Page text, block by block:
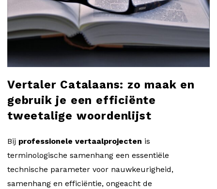
b
l
o
g
Vertaler Catalaans: zo maak en
gebruik je een efficiënte
tweetalige woordenlijst
Bij professionele vertaalprojecten is
terminologische samenhang een essentiële
technische parameter voor nauwkeurigheid,
samenhang en efficiëntie, ongeacht de